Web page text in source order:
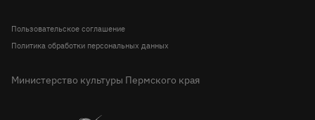
Пользовательское соглашение
Политика обработки персональных данных
Министерство культуры Пермского края